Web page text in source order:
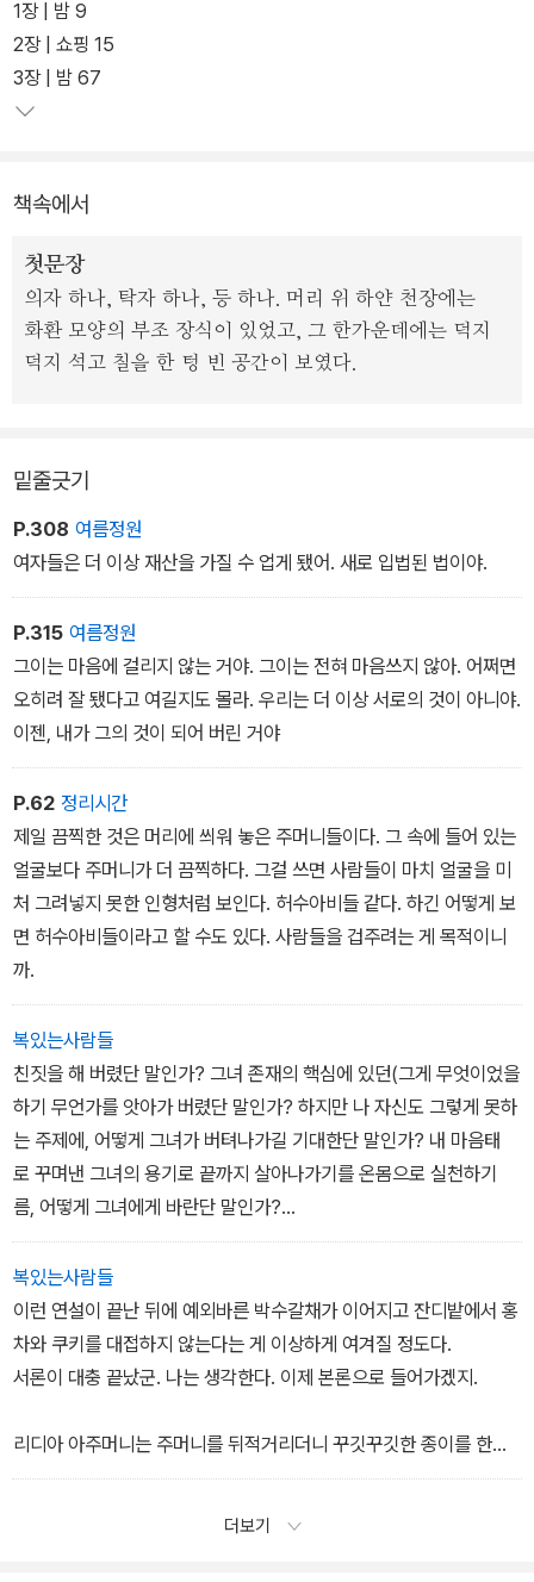
할당된다. 각 가정에 배치된 그녀들은 그 집의 주인 남자들-'천사'라
고 불리는-과 관계를 갖지만, '정부'나 '애인'은 아니다. 말 그대로 '자
궁'만을 임대해주는 것이다. 여성의 목소리로 서술되는 여성들의 삶
결합에 의해 잉태되는 인간은, 필연적으로 자기 안에 남성과 여성의
섬뜩하고 암울한 미래상이 세심하게 묘사되지만, 재미있고 어렵지 않
게 읽힌다. 주인공의 내면 심리를 따라가며 이야기를 전개하되, 낯선
상황설정에 대한 설명 역시 놓치지 않았기 때문. 또 주인공의 과거 이
야기가 중간중간 끼어들면서, 현재의 끔찍한 상황에 대한 인식을 보
실히 알 수 없는 감정에 사로잡히게 되는, 진짜 작품이라 단언할 수 있
로만 본다는 설정 때문에 큰 충격을 불러일으켰으며, 출간한 지 30년
이 되어가는 오늘날에 와서는 성과 가부장적 권력의 어두운 이면을
파헤친, 작가의 예리한 통찰력으로 인해 시대를 뛰어넘는 고전으로
평가받고 있다. 최근 Hulu 채널을 통해 드라마로 새롭게 선보이며 또
이 급격히 감소하면서 미국은 극심한 혼란 상태에 빠진다. 이때를 틈
타 가부장제와 성경을 근본으로 한 전체주의 국가 '길리아드'가 일어
나 국민들을 폭력적으로 억압하는데, 특히 여성들을 여러 계급으로
분류하여, 교묘하게 통제하고 착취하기 시작한다. 이에 평화롭게 살
다.
1장 | 밤 9
2장 | 쇼핑 15
3장 | 밤 67
책속에서
첫문장
의자 하나, 탁자 하나, 등 하나. 머리 위 하얀 천장에는
화환 모양의 부조 장식이 있었고, 그 한가운데에는 덕지
덕지 석고 칠을 한 텅 빈 공간이 보였다.
밑줄긋기
P.308 여름정원
여자들은 더 이상 재산을 가질 수 업게 됐어. 새로 입법된 법이야.
P.315 여름정원
그이는 마음에 걸리지 않는 거야. 그이는 전혀 마음쓰지 않아. 어쩌면
오히려 잘 됐다고 여길지도 몰라. 우리는 더 이상 서로의 것이 아니야.
이젠, 내가 그의 것이 되어 버린 거야
P.62 정리시간
제일 끔찍한 것은 머리에 씌워 놓은 주머니들이다. 그 속에 들어 있는
얼굴보다 주머니가 더 끔찍하다. 그걸 쓰면 사람들이 마치 얼굴을 미
처 그려넣지 못한 인형처럼 보인다. 허수아비들 같다. 하긴 어떻게 보
면 허수아비들이라고 할 수도 있다. 사람들을 겁주려는 게 목적이니
까.
복있는사람들
친짓을 해 버렸단 말인가? 그녀 존재의 핵심에 있던(그게 무엇이었을
하기 무언가를 앗아가 버렸단 말인가? 하지만 나 자신도 그렇게 못하
는 주제에, 어떻게 그녀가 버텨나가길 기대한단 말인가? 내 마음태
로 꾸며낸 그녀의 용기로 끝까지 살아나가기를 온몸으로 실천하기
름, 어떻게 그녀에게 바란단 말인가?
모이라가 나처럼 되는 건 싫다. 굴복하고, 순응하고, 근근이 제목숨이
나 연명하게 되는 건 싫다. 결국은 그게 문제다. 나는 모이라에게서 용
감무쌍함을 기대한다. 허세를 부리고, 영웅적인 행동을 하고,
홀홀단신 적진에 뛰어들어 전투를 벌이기를 기대한다.
이다. ‘나 아직 제정신이야. 나야. 보면 알잖아. 어쨌든 이렇게생각
해 봐. 이건 별로 나쁘지 않은걸. 주위에 여자들이 얼마나 많은데 동성
모이라는 이제 나를 놀리고 있다. 자신의 원기를 과시하고 있다.
복있는사람들
이런 연설이 끝난 뒤에 예외바른 박수갈채가 이어지고 잔디밭에서 홍
차와 쿠키를 대접하지 않는다는 게 이상하게 여겨질 정도다.
서론이 대충 끝났군. 나는 생각한다. 이제 본론으로 들어가겠지.
리디아 아주머니는 주머니를 뒤적거리더니 꾸깃꾸깃한 종이를 한
장 꺼낸다. 그녀는 종이를 펼쳐 살펴보면서 지나치게 뜸을 들인다.
더보기